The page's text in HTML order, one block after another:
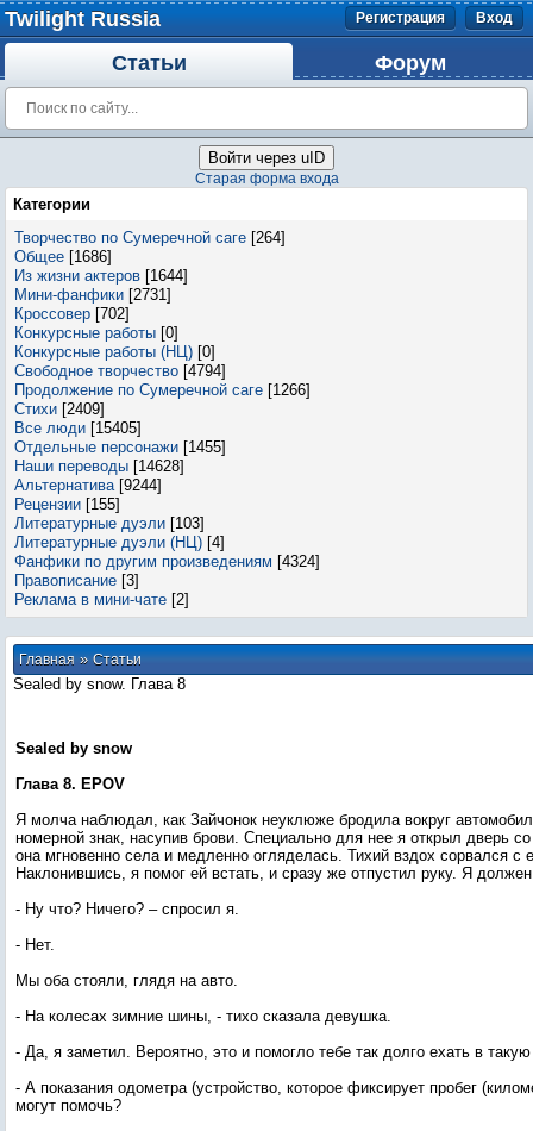
Twilight Russia Регистрация Вход
Статьи Форум
Войти через uID
Старая форма входа
Категории
Творчество по Сумеречной саге [264]
Общее [1686]
Из жизни актеров [1644]
Мини-фанфики [2731]
Кроссовер [702]
Конкурсные работы [0]
Конкурсные работы (НЦ) [0]
Свободное творчество [4794]
Продолжение по Сумеречной саге [1266]
Стихи [2409]
Все люди [15405]
Отдельные персонажи [1455]
Наши переводы [14628]
Альтернатива [9244]
Рецензии [155]
Литературные дуэли [103]
Литературные дуэли (НЦ) [4]
Фанфики по другим произведениям [4324]
Правописание [3]
Реклама в мини-чате [2]
Главная»Статьи
Sealed by snow. Глава 8
Sealed by snow
Глава 8. ЕPOV
Я молча наблюдал, как Зайчонок неуклюже бродила вокруг
номерной знак, насупив брови. Специально для нее я открыл дверь
она мгновенно села и медленно огляделась. Тихий вздох сорвался с
Наклонившись, я помог ей встать, и сразу же отпустил руку. Я должен
- Ну что? Ничего? – спросил я.
- Нет.
Мы оба стояли, глядя на авто.
- На колесах зимние шины, - тихо сказала девушка.
- Да, я заметил. Вероятно, это и помогло тебе так долго ехать в такую
- А показания одометра (устройство, которое фиксирует пробег
могут помочь?